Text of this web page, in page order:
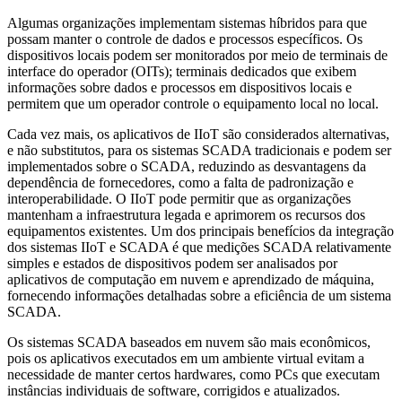
Algumas organizações implementam sistemas híbridos para que
possam manter o controle de dados e processos específicos. Os
dispositivos locais podem ser monitorados por meio de terminais de
interface do operador (OITs); terminais dedicados que exibem
informações sobre dados e processos em dispositivos locais e
permitem que um operador controle o equipamento local no local.
Cada vez mais, os aplicativos de IIoT são considerados alternativas,
e não substitutos, para os sistemas SCADA tradicionais e podem ser
implementados sobre o SCADA, reduzindo as desvantagens da
dependência de fornecedores, como a falta de padronização e
interoperabilidade. O IIoT pode permitir que as organizações
mantenham a infraestrutura legada e aprimorem os recursos dos
equipamentos existentes. Um dos principais benefícios da integração
dos sistemas IIoT e SCADA é que medições SCADA relativamente
simples e estados de dispositivos podem ser analisados por
aplicativos de computação em nuvem e aprendizado de máquina,
fornecendo informações detalhadas sobre a eficiência de um sistema
SCADA.
Os sistemas SCADA baseados em nuvem são mais econômicos,
pois os aplicativos executados em um ambiente virtual evitam a
necessidade de manter certos hardwares, como PCs que executam
instâncias individuais de software, corrigidos e atualizados.